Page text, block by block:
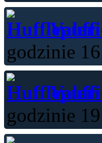
godzinie
godzinie